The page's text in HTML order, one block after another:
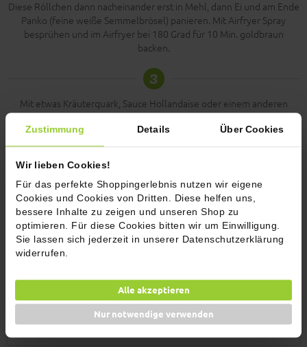
Zustimmung Details Über Cookies
Wir lieben Cookies!
Für das perfekte Shoppingerlebnis nutzen wir eigene
Cookies und Cookies von Dritten. Diese helfen uns,
bessere Inhalte zu zeigen und unseren Shop zu
optimieren. Für diese Cookies bitten wir um Einwilligung.
Sie lassen sich jederzeit in unserer Datenschutzerklärung
widerrufen.
Alle akzeptieren
Nur notwendige verwenden
Diese Röllchen dann nacheinander erst in Mehl, dann Ei und am Ende
Panko (feine weiße Semmelbrösel) panieren. Mit Airfryer Spray
besprühen und im Airfryer bei 180 Grad für 10 Min. goldbraun
backen.
3
Mit etwas Kräuterquark, Sauce Hollandaise oder einem anderen
leckeren Dip servieren.
Kommentare (1)
Jetzt bewerten